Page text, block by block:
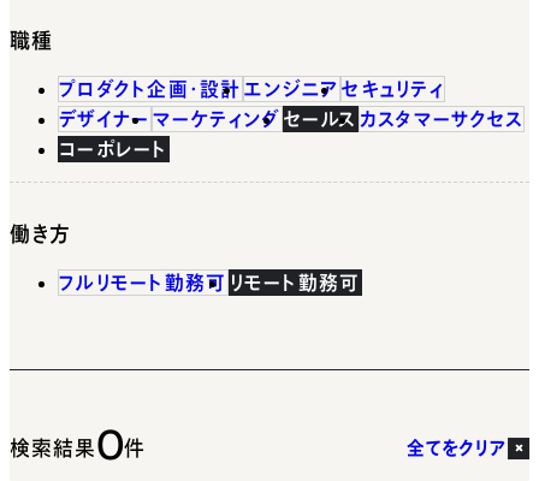
職種
プロダクト企画・設計 エンジニア セキュリティ
デザイナー マーケティング セールス カスタマーサクセス
コーポレート
働き方
フルリモート勤務可 リモート勤務可
検索結果0件 全てをクリア